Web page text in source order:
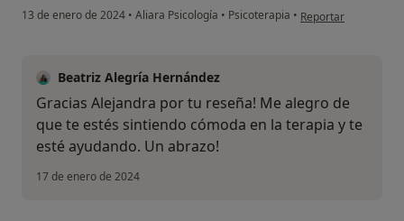
13 de enero de 2024 • Aliara Psicología • Psicoterapia • en opinión del
Reportar
Beatriz Alegría Hernández
Gracias Alejandra por tu reseña! Me alegro de
que te estés sintiendo cómoda en la terapia y te
esté ayudando. Un abrazo!
17 de enero de 2024